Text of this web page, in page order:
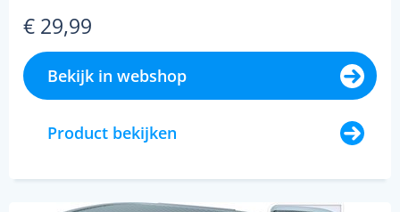
€ 29,99
Bekijk in webshop
Product bekijken